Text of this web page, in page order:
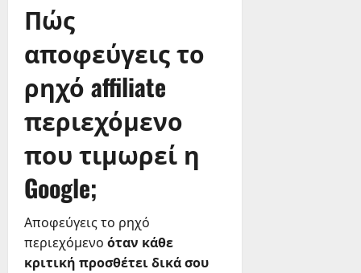
Πώς
αποφεύγεις το
ρηχό affiliate
περιεχόμενο
που τιμωρεί η
Google;
Αποφεύγεις το ρηχό
περιεχόμενο όταν κάθε
κριτική προσθέτει δικά σου